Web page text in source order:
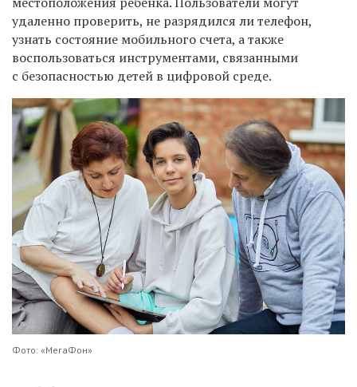
удаленно проверить, не разрядился ли телефон,
узнать состояние мобильного счета, а также
воспользоваться инструментами, связанными
с безопасностью детей в цифровой среде.
Фото: «МегаФон»